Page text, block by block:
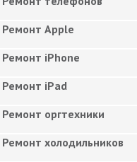
Ремонт Apple
Ремонт iPhone
Ремонт iPad
Ремонт оргтехники
Ремонт холодильников